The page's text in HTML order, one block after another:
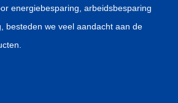
energiebesparing, arbeidsbesparing
besteden we veel aandacht aan de